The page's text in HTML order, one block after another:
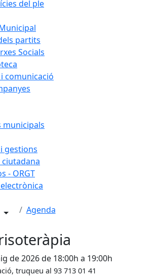
del ple
partits
Socials
comunicació
municipals
gestions
ciutadana
- ORGT
Agenda
de 2026 de 18:00h a 19:00h
truqueu al 93 713 01 41